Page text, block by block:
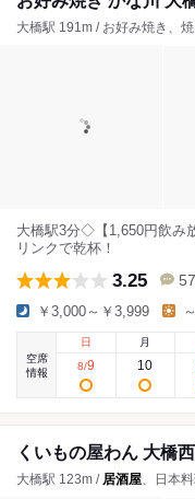
大橋駅 191m / お好み焼き、焼
大橋駅3分◇【1,650円飲み
リンクで乾杯！
3.25 57
￥3,000～￥3,999
空席
情報
日
8/9
月
10
くいもの屋わん 大橋
大橋駅 123m / 居酒屋、日本